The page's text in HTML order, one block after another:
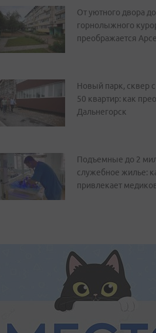
От уютного двора до
горнолыжного
преображается
Новый парк, сквер
50 квартир: как
Дальнегорск
Подъемные до 2
служебное жилье:
привлекает